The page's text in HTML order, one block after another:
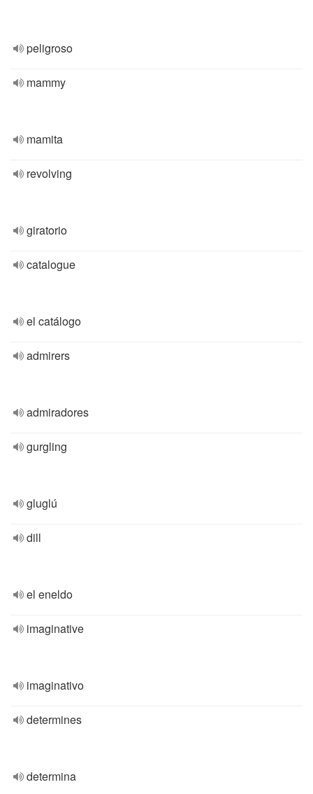
peligroso
mammy
mamita
revolving
giratorio
catalogue
el catálogo
admirers
admiradores
gurgling
gluglú
dill
el eneldo
imaginative
imaginativo
determines
determina